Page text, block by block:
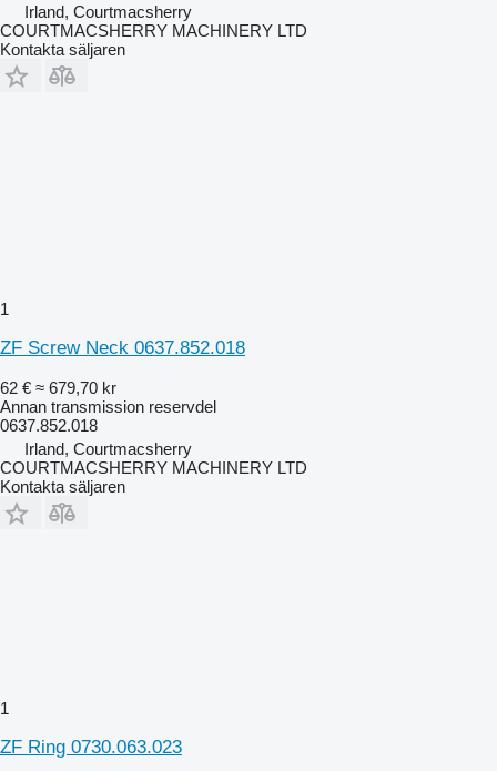
Irland, Courtmacsherry
COURTMACSHERRY MACHINERY LTD
Kontakta säljaren
1
ZF Screw Neck 0637.852.018
62 € ≈ 679,70 kr
Annan transmission reservdel
0637.852.018
Irland, Courtmacsherry
COURTMACSHERRY MACHINERY LTD
Kontakta säljaren
1
ZF Ring 0730.063.023